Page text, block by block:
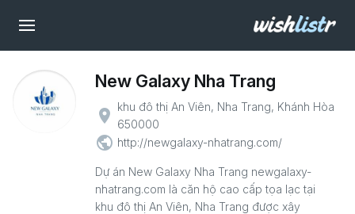
New Galaxy Nha Trang
place khu đô thị An Viên, Nha Trang, Khánh Hòa
650000
public http://newgalaxy-nhatrang.com/
Dự án New Galaxy Nha Trang newgalaxy-
nhatrang.com là căn hộ cao cấp tọa lạc tại
khu đô thị An Viên, Nha Trang được xây